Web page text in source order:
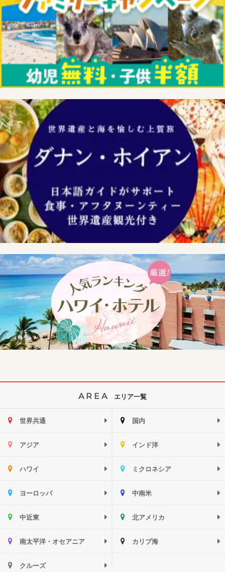
AREA エリア一覧
世界共通 国内
アジア インド洋
ハワイ ミクロネシア
ヨーロッパ 中南米
中近東 北アメリカ
南太平洋・オセアニア カリブ海
クルーズ